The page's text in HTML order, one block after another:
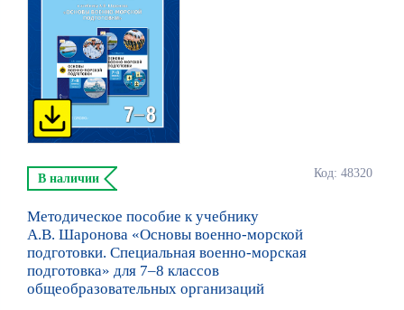
Код: 48320
В наличии
Методическое пособие к учебнику
А.В. Шаронова «Основы военно-морской
подготовки. Специальная военно-морская
подготовка» для 7–8 классов
общеобразовательных организаций